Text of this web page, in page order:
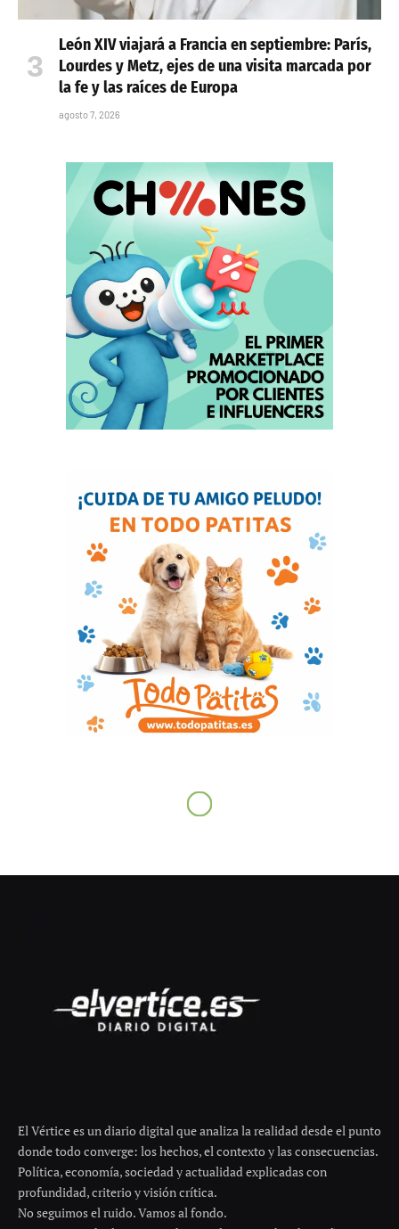
León XIV viajará a Francia en septiembre: París,
Lourdes y Metz, ejes de una visita marcada por
la fe y las raíces de Europa
agosto 7, 2026
Consejos de expertos sobre